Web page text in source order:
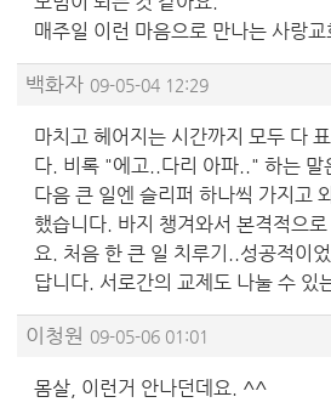
매주일 이런 마음으로 만나는 사랑교
백화자 09-05-04 12:29
마치고 헤어지는 시간까지 모두 다
다. 비록 "에고..다리 아파.." 하는 말
다음 큰 일엔 슬리퍼 하나씩 가지고
했습니다. 바지 챙겨와서 본격적으
요. 처음 한 큰 일 치루기..성공적이
답니다. 서로간의 교제도 나눌 수 있
이청원 09-05-06 01:01
몸살, 이런거 안나던데요. ^^